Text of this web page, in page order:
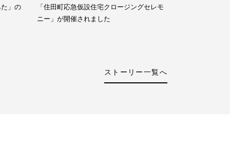
」の
「住田町応急仮設住宅クロージングセレモ
ニー」が開催されました
ストーリー一覧へ